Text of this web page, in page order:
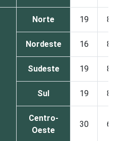
Norte 19 81
Nordeste 16 84
Sudeste 19 81
Sul 19 81
Centro-
Oeste
30 68